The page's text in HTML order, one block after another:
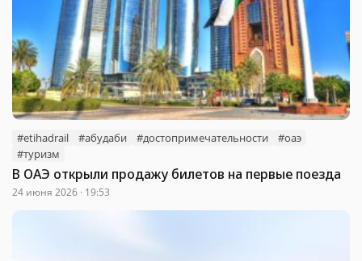
#etihadrail #абудаби #достопримечательности
#оаэ
#туризм
В ОАЭ открыли продажу билетов на первые поезда
24 июня 2026 · 19:53